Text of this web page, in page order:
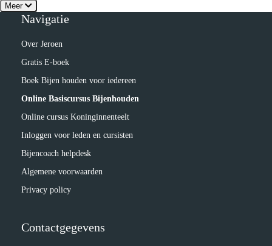
Meer
Navigatie
Over Jeroen
Gratis E-boek
Boek Bijen houden voor iedereen
Online Basiscursus Bijenhouden
Online cursus Koninginnenteelt
Inloggen voor leden en cursisten
Bijencoach helpdesk
Algemene voorwaarden
Privacy policy
Contactgegevens